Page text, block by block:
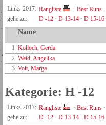
Links 2017: Rangliste · Best Runs ·
gehe zu:
D -12 · D 13-14 · D 15-16
Name
1 Kolloch, Gerda
2 Weid, Angelika
3 Voit, Marga
Kategorie: H -12
Links 2017: Rangliste · Best Runs ·
gehe zu:
D -12 · D 13-14 · D 15-16